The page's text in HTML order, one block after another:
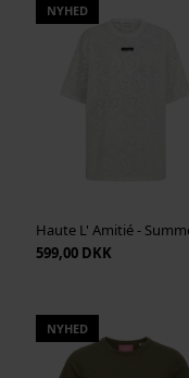
NYHED
599,00 DKK
NYHED